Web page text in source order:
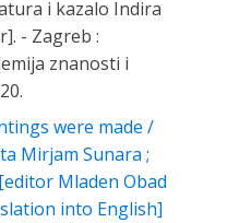
i kazalo Indira
- Zagreb :
znanosti i
were made /
Mirjam Sunara ;
Mladen Obad
into English]